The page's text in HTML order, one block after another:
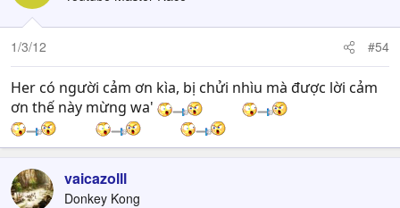
1/3/12 #54
Her có người cảm ơn kìa, bị chửi nhìu mà được lời cảm
ơn thế này mừng wa'
vaicazolll
Donkey Kong